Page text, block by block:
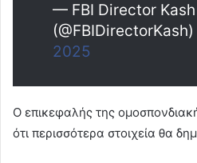
— FBI Director
(@FBIDirectorKash)
2025
Ο επικεφαλής της
ότι περισσότερα στοιχεία θα